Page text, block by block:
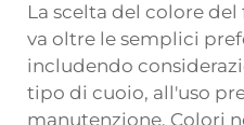
La scelta del colore
va oltre le semplici
includendo
tipo di cuoio, all'uso
manutenzione. Colori